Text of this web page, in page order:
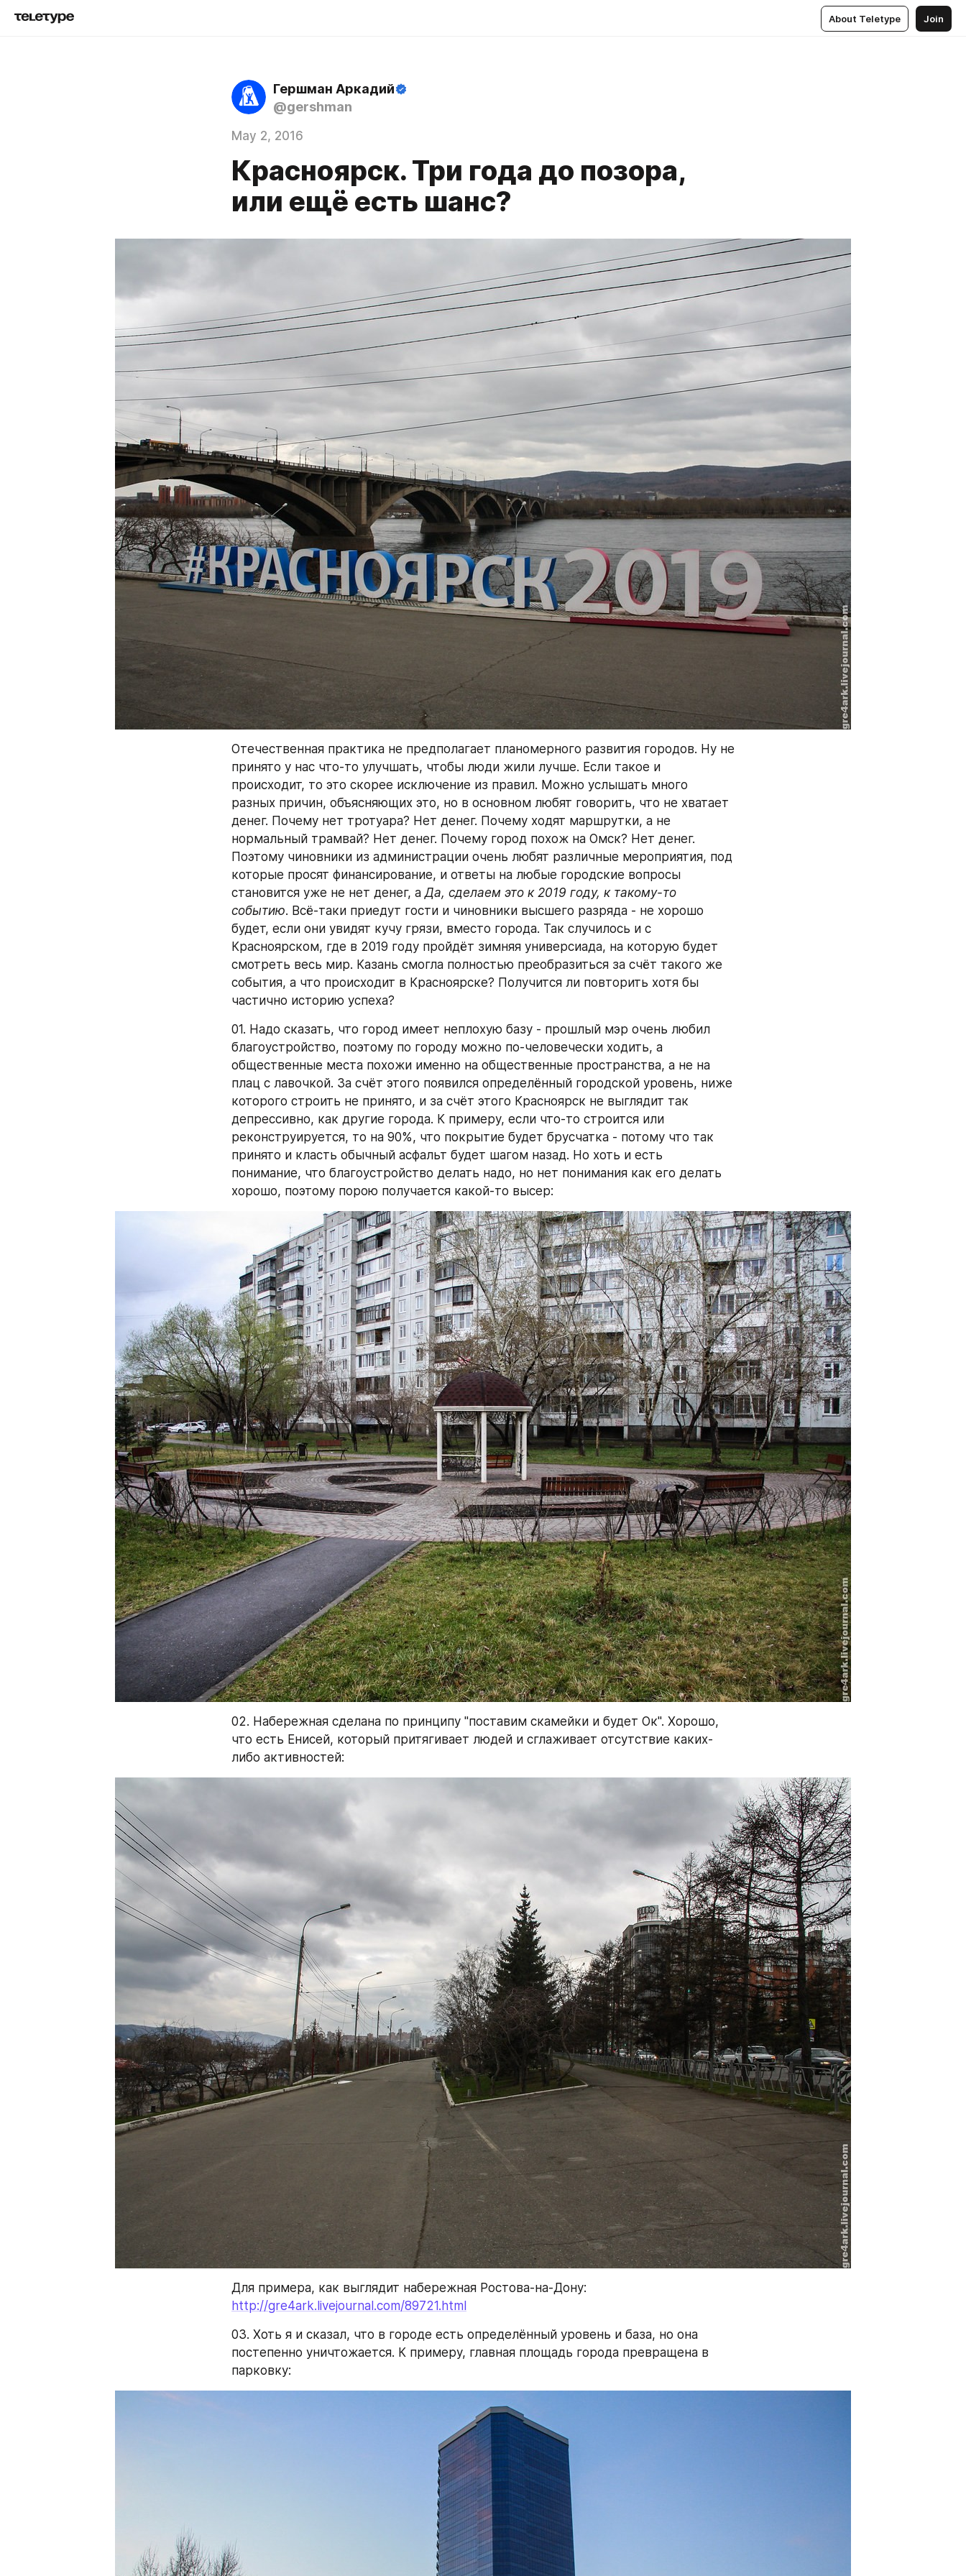
About Teletype Join
Гершман Аркадий
@gershman
May 2, 2016
Красноярск. Три года до позора,
или ещё есть шанс?
Отечественная практика не предполагает планомерного развития городов. Ну не
принято у нас что-то улучшать, чтобы люди жили лучше. Если такое и
происходит, то это скорее исключение из правил. Можно услышать много
разных причин, объясняющих это, но в основном любят говорить, что не хватает
денег. Почему нет тротуара? Нет денег. Почему ходят маршрутки, а не
нормальный трамвай? Нет денег. Почему город похож на Омск? Нет денег.
Поэтому чиновники из администрации очень любят различные мероприятия, под
которые просят финансирование, и ответы на любые городские вопросы
становится уже не нет денег, а Да, сделаем это к 2019 году, к такому-то
событию. Всё-таки приедут гости и чиновники высшего разряда - не хорошо
будет, если они увидят кучу грязи, вместо города. Так случилось и с
Красноярском, где в 2019 году пройдёт зимняя универсиада, на которую будет
смотреть весь мир. Казань смогла полностью преобразиться за счёт такого же
события, а что происходит в Красноярске? Получится ли повторить хотя бы
частично историю успеха?
01. Надо сказать, что город имеет неплохую базу - прошлый мэр очень любил
благоустройство, поэтому по городу можно по-человечески ходить, а
общественные места похожи именно на общественные пространства, а не на
плац с лавочкой. За счёт этого появился определённый городской уровень, ниже
которого строить не принято, и за счёт этого Красноярск не выглядит так
депрессивно, как другие города. К примеру, если что-то строится или
реконструируется, то на 90%, что покрытие будет брусчатка - потому что так
принято и класть обычный асфальт будет шагом назад. Но хоть и есть
понимание, что благоустройство делать надо, но нет понимания как его делать
хорошо, поэтому порою получается какой-то высер:
02. Набережная сделана по принципу "поставим скамейки и будет Ок". Хорошо,
что есть Енисей, который притягивает людей и сглаживает отсутствие каких-
либо активностей:
http://gre4ark.livejournal.com/89721.html
03. Хоть я и сказал, что в городе есть определённый уровень и база, но она
постепенно уничтожается. К примеру, главная площадь города превращена в
парковку: